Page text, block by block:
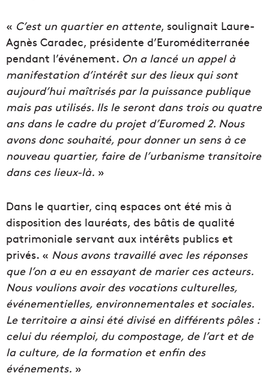
« C’est un quartier en attente, soulignait Laure-
Agnès Caradec, présidente d’Euroméditerranée
pendant l’événement. On a lancé un appel à
manifestation d’intérêt sur des lieux qui sont
aujourd’hui maîtrisés par la puissance publique
mais pas utilisés. Ils le seront dans trois ou quatre
ans dans le cadre du projet d’Euromed 2. Nous
avons donc souhaité, pour donner un sens à ce
nouveau quartier, faire de l’urbanisme transitoire
dans ces lieux-là. »
Dans le quartier, cinq espaces ont été mis à
disposition des lauréats, des bâtis de qualité
patrimoniale servant aux intérêts publics et
privés. « Nous avons travaillé avec les réponses
que l’on a eu en essayant de marier ces acteurs.
Nous voulions avoir des vocations culturelles,
événementielles, environnementales et sociales.
Le territoire a ainsi été divisé en différents pôles :
celui du réemploi, du compostage, de l’art et de
la culture, de la formation et enfin des
événements. »